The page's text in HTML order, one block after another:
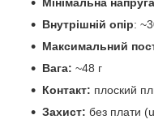
Мінімальна
Внутрішній опір:
Максимальний
Вага: ~48 г
Контакт: плоский
Захист: без плати